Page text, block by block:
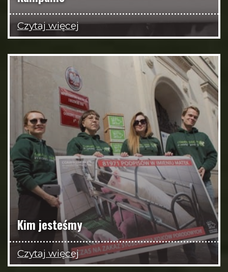
Czytaj więcej
Kim jesteśmy
Czytaj więcej